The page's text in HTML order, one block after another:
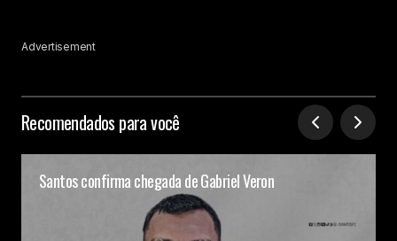
Advertisement
Recomendados para você
Santos confirma chegada de Gabriel Veron